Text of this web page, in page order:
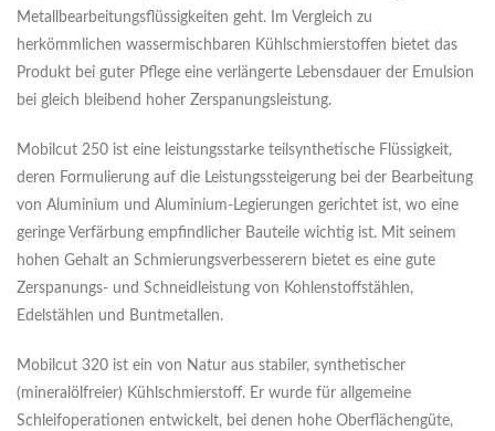
Metallbearbeitungsflüssigkeiten geht. Im Vergleich zu
herkömmlichen wassermischbaren Kühlschmierstoffen bietet das
Produkt bei guter Pflege eine verlängerte Lebensdauer der Emulsion
bei gleich bleibend hoher Zerspanungsleistung.
Mobilcut 250 ist eine leistungsstarke teilsynthetische Flüssigkeit,
deren Formulierung auf die Leistungssteigerung bei der Bearbeitung
von Aluminium und Aluminium-Legierungen gerichtet ist, wo eine
geringe Verfärbung empfindlicher Bauteile wichtig ist. Mit seinem
hohen Gehalt an Schmierungsverbesserern bietet es eine gute
Zerspanungs- und Schneidleistung von Kohlenstoffstählen,
Edelstählen und Buntmetallen.
Mobilcut 320 ist ein von Natur aus stabiler, synthetischer
(mineralölfreier) Kühlschmierstoff. Er wurde für allgemeine
Schleifoperationen entwickelt, bei denen hohe Oberflächengüte,